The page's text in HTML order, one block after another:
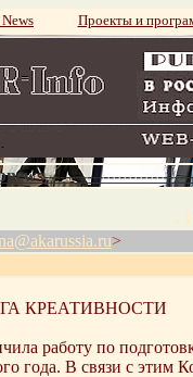
Проекты и
.
>
КРЕАТИВНОСТИ
работу по
года. В связи с